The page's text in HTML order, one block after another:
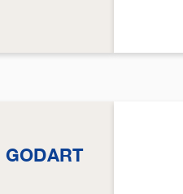
GODART